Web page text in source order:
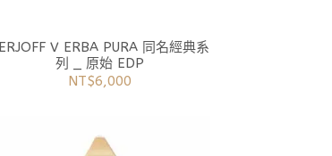
V ERBA PURA 同名經典系
列 _ 原始 EDP
NT$6,000